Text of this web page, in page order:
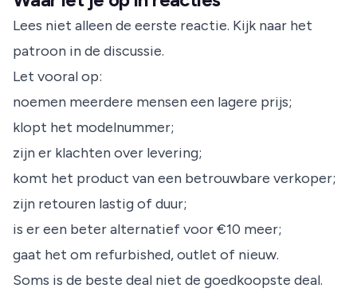
Lees niet alleen de eerste reactie. Kijk naar het
patroon in de discussie.
Let vooral op:
noemen meerdere mensen een lagere prijs;
klopt het modelnummer;
zijn er klachten over levering;
komt het product van een betrouwbare verkoper;
zijn retouren lastig of duur;
is er een beter alternatief voor €10 meer;
gaat het om refurbished, outlet of nieuw.
Soms is de beste deal niet de goedkoopste deal.